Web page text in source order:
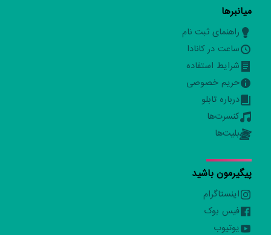
میانبرها
راهنمای ثبت نام
ساعت در کانادا
شرایط استفاده
حریم خصوصی
درباره تابلو
کنسرت‌ها
بلیت‌ها
پیگیرمون باشید
اینستاگرام
فیس بوک
یوتیوب